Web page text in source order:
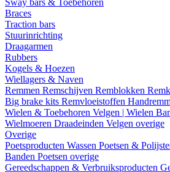
Sway bars & Toebehoren
Braces
Traction bars
Stuurinrichting
Draagarmen
Rubbers
Kogels & Hoezen
Wiellagers & Naven
Remmen Remschijven Remblokken
Big brake kits Remvloeistoffen
Wielen & Toebehoren Velgen | Wielen
Wielmoeren Draadeinden Velgen overige
Overige
Poetsproducten Wassen Poetsen &
Banden Poetsen overige
Gereedschappen & Verbruiksproducten